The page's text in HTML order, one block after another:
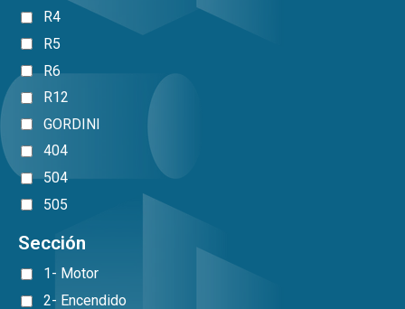
R4
R5
R6
R12
GORDINI
404
504
505
Sección
1- Motor
2- Encendido